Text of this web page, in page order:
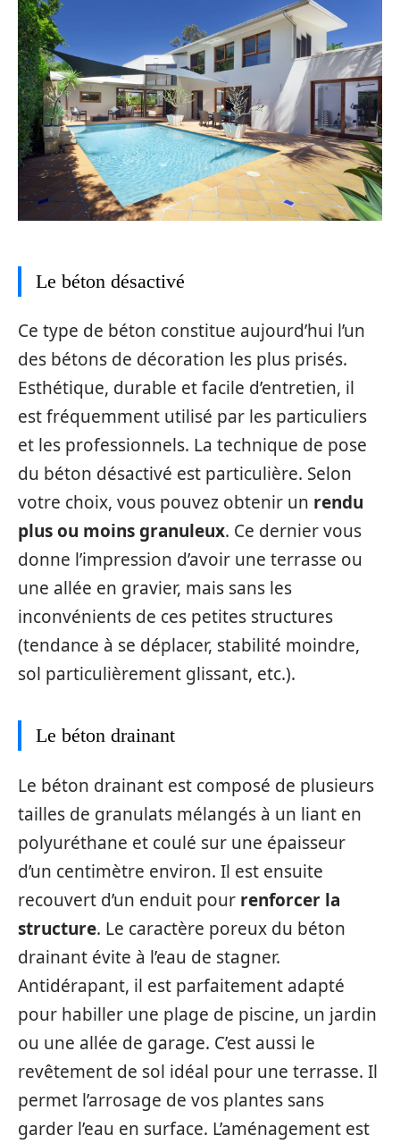
Le béton désactivé
Ce type de béton constitue aujourd’hui l’un
des bétons de décoration les plus prisés.
Esthétique, durable et facile d’entretien, il
est fréquemment utilisé par les particuliers
et les professionnels. La technique de pose
du béton désactivé est particulière. Selon
votre choix, vous pouvez obtenir un rendu
plus ou moins granuleux. Ce dernier vous
donne l’impression d’avoir une terrasse ou
une allée en gravier, mais sans les
inconvénients de ces petites structures
(tendance à se déplacer, stabilité moindre,
sol particulièrement glissant, etc.).
Le béton drainant
Le béton drainant est composé de plusieurs
tailles de granulats mélangés à un liant en
polyuréthane et coulé sur une épaisseur
d’un centimètre environ. Il est ensuite
recouvert d’un enduit pour renforcer la
structure. Le caractère poreux du béton
drainant évite à l’eau de stagner.
Antidérapant, il est parfaitement adapté
pour habiller une plage de piscine, un jardin
ou une allée de garage. C’est aussi le
revêtement de sol idéal pour une terrasse. Il
permet l’arrosage de vos plantes sans
garder l’eau en surface. L’aménagement est